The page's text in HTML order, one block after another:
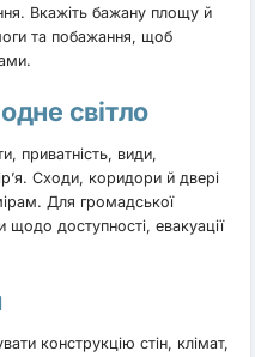
Вкажіть бажану площу й
та побажання, щоб
світло
приватність, види,
Сходи, коридори й двері
Для громадської
щодо доступності, евакуації
конструкцію стін, клімат,